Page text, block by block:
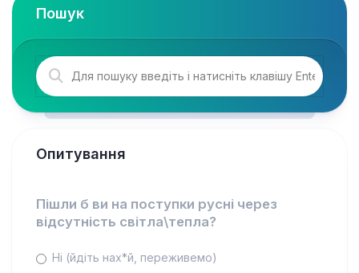
Пошук
Опитування
Пішли б ви на поступки русні через
відсутність світла\тепла?
Ні (йдіть нах*й, переживемо)